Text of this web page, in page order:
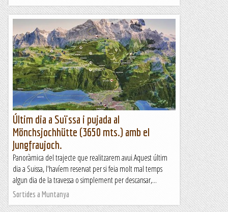
Últim dia a Suïssa i pujada al
Mönchsjochhütte (3650 mts.) amb el
Jungfraujoch.
Panoràmica del trajecte que realitzarem avui.Aquest últim
dia a Suïssa, l'havíem reservat per si feia molt mal temps
algun dia de la travessa o simplement per descansar,...
Sortides a Muntanya